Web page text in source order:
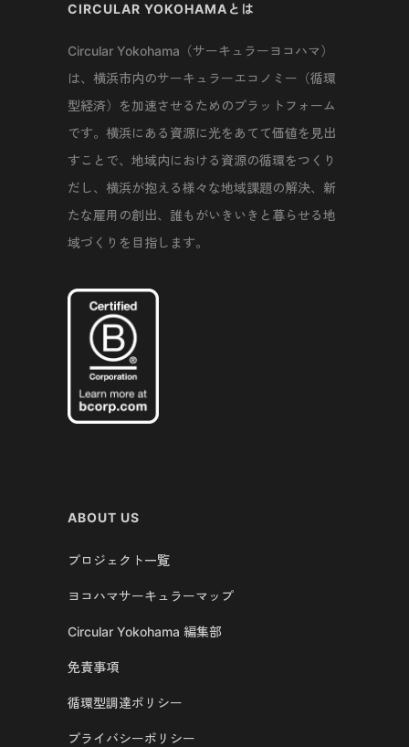
CIRCULAR YOKOHAMAとは
Circular Yokohama（サーキュラーヨコハマ）
は、横浜市内のサーキュラーエコノミー（循環
型経済）を加速させるためのプラットフォーム
です。横浜にある資源に光をあてて価値を見出
すことで、地域内における資源の循環をつくり
だし、横浜が抱える様々な地域課題の解決、新
たな雇用の創出、誰もがいきいきと暮らせる地
域づくりを目指します。
ABOUT US
プロジェクト一覧
ヨコハマサーキュラーマップ
Circular Yokohama 編集部
免責事項
循環型調達ポリシー
プライバシーポリシー